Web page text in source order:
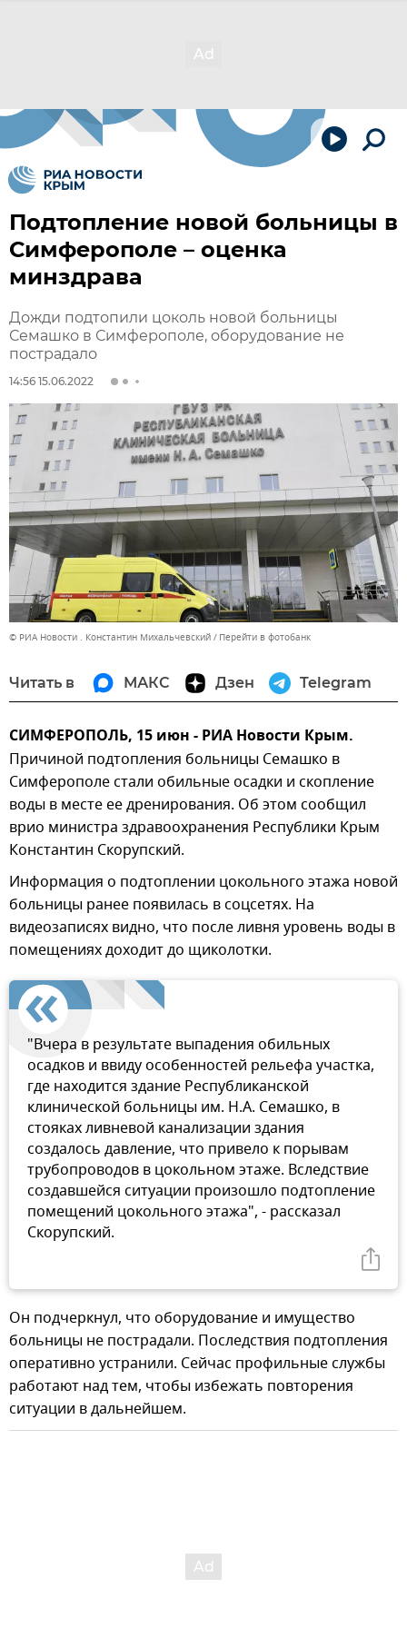
Подтопление новой больницы в
Симферополе – оценка
минздрава
Дожди подтопили цоколь новой больницы
Семашко в Симферополе, оборудование не
пострадало
14:56 15.06.2022
© РИА Новости . Константин Михальчевский Перейти в фотобанк
Читать в МАКС Дзен Telegram
СИМФЕРОПОЛЬ, 15 июн - РИА Новости Крым.
Причиной подтопления больницы Семашко в
Симферополе стали обильные осадки и скопление
воды в месте ее дренирования. Об этом сообщил
врио министра здравоохранения Республики Крым
Константин Скорупский.
Информация о подтоплении цокольного этажа новой
больницы ранее появилась в соцсетях. На
видеозаписях видно, что после ливня уровень воды в
помещениях доходит до щиколотки.
"Вчера в результате выпадения обильных
осадков и ввиду особенностей рельефа участка,
где находится здание Республиканской
клинической больницы им. Н.А. Семашко, в
стояках ливневой канализации здания
создалось давление, что привело к порывам
трубопроводов в цокольном этаже. Вследствие
создавшейся ситуации произошло подтопление
помещений цокольного этажа", - рассказал
Скорупский.
Он подчеркнул, что оборудование и имущество
больницы не пострадали. Последствия подтопления
оперативно устранили. Сейчас профильные службы
работают над тем, чтобы избежать повторения
ситуации в дальнейшем.